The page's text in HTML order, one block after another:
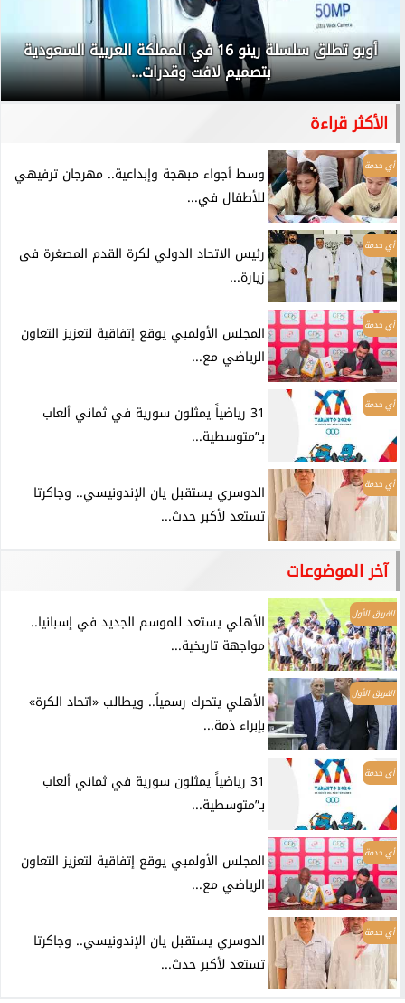
أوبو تطلق سلسلة رينو 16 في المملكة العربية السعودية
بتصميم لافت وقدرات...
الأكثر قراءة
أي خدمة
وسط أجواء مبهجة وإبداعية.. مهرجان ترفيهي
للأطفال في...
أي خدمة
رئيس الاتحاد الدولي لكرة القدم المصغرة فى
زيارة...
أي خدمة
المجلس الأولمبي يوقع إتفاقية لتعزيز التعاون
الرياضي مع...
أي خدمة
31 رياضياً يمثلون سورية في ثماني ألعاب
بـ”متوسطية...
أي خدمة
الدوسري يستقبل يان الإندونيسي.. وجاكرتا
تستعد لأكبر حدث...
آخر الموضوعات
الفريق الأول
الأهلي يستعد للموسم الجديد في إسبانيا..
مواجهة تاريخية...
الفريق الأول
الأهلي يتحرك رسمياً.. ويطالب «اتحاد الكرة»
بإبراء ذمة...
أي خدمة
31 رياضياً يمثلون سورية في ثماني ألعاب
بـ”متوسطية...
أي خدمة
المجلس الأولمبي يوقع إتفاقية لتعزيز التعاون
الرياضي مع...
أي خدمة
الدوسري يستقبل يان الإندونيسي.. وجاكرتا
تستعد لأكبر حدث...